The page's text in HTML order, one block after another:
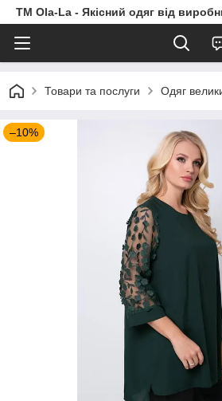
TM Ola-La - Якісний одяг від
Товари та послуги Одяг
–10%